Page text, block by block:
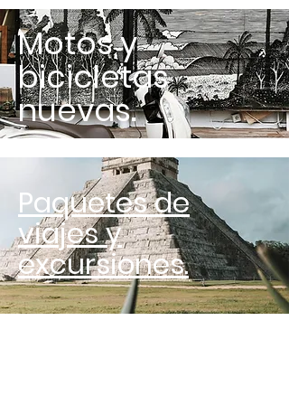
Motos y
bicicletas
nuevas.
Paquetes de
viajes y
excursiones.